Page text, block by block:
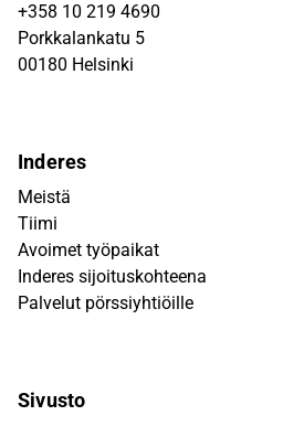
+358 10 219 4690
Porkkalankatu 5
00180 Helsinki
Inderes
Meistä
Tiimi
Avoimet työpaikat
Inderes sijoituskohteena
Palvelut pörssiyhtiöille
Sivusto